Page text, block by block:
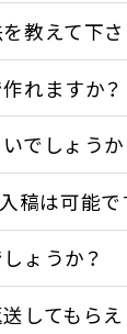
教えて下さ
れますか？
でしょうか
稿は可能で
ょうか？
してもらえ